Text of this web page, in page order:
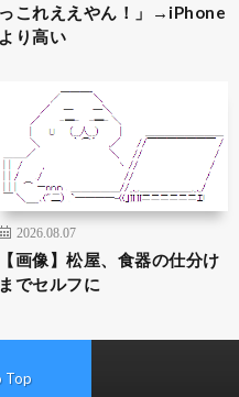
っこれええやん！」→iPhone
より高い
2026.08.07
【画像】松屋、食器の仕分け
までセルフに
Top